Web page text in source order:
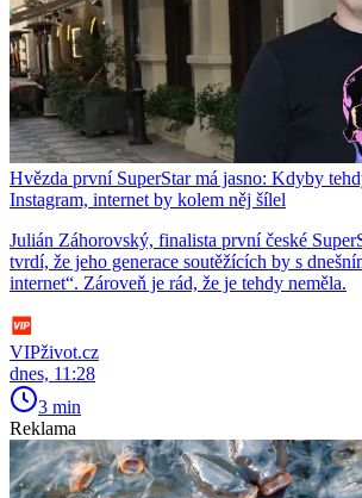
Hvězda první SuperStar má jasno: Kdyby
Instagram, internet by kolem něj šílel
Julián Záhorovský, finalista první české
tvrdí, že jeho generace soutěžících by s
internet“. Zároveň je rád, že je tehdy neměla.
VIPživot.cz
dnes, 11:28
3 min
Reklama